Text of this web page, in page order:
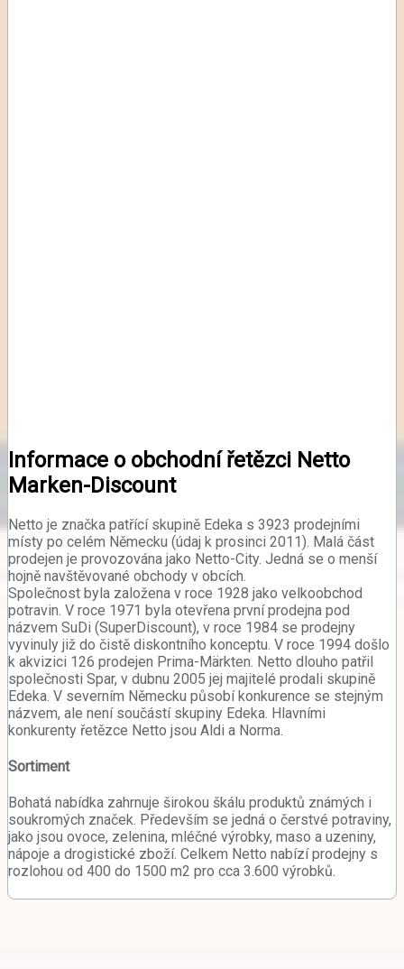
Informace o obchodní řetězci Netto
Marken-Discount
Netto je značka patřící skupině Edeka s 3923 prodejními
místy po celém Německu (údaj k prosinci 2011). Malá část
prodejen je provozována jako Netto-City. Jedná se o menší
hojně navštěvované obchody v obcích.
Společnost byla založena v roce 1928 jako velkoobchod
potravin. V roce 1971 byla otevřena první prodejna pod
názvem SuDi (SuperDiscount), v roce 1984 se prodejny
vyvinuly již do čistě diskontního konceptu. V roce 1994 došlo
k akvizici 126 prodejen Prima-Märkten. Netto dlouho patřil
společnosti Spar, v dubnu 2005 jej majitelé prodali skupině
Edeka. V severním Německu působí konkurence se stejným
názvem, ale není součástí skupiny Edeka. Hlavními
konkurenty řetězce Netto jsou Aldi a Norma.
Sortiment
Bohatá nabídka zahrnuje širokou škálu produktů známých i
soukromých značek. Především se jedná o čerstvé potraviny,
jako jsou ovoce, zelenina, mléčné výrobky, maso a uzeniny,
nápoje a drogistické zboží. Celkem Netto nabízí prodejny s
rozlohou od 400 do 1500 m2 pro cca 3.600 výrobků.